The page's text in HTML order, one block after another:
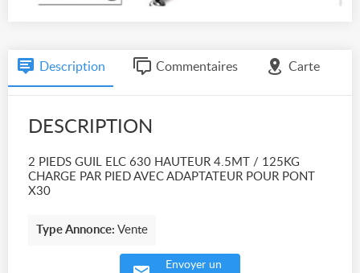
Description Commentaires Carte
DESCRIPTION
2 PIEDS GUIL ELC 630 HAUTEUR 4.5MT / 125KG
CHARGE PAR PIED AVEC ADAPTATEUR POUR PONT
X30
Type Annonce: Vente
Envoyer un